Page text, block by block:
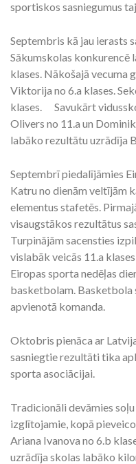
sportiskos sasniegumus
Septembris kā jau ierasts
Sākumskolas konkurencē
klases. Nākošajā vecuma
Viktorija no 6.a klases.
klases. Savukārt
Olivers no 11.a un
labāko rezultātu uzrādīja
Septembrī piedalījāmies
Katru no dienām veltījām
elementus stafetēs.
visaugstākos rezultātus
Turpinājām sacensties
vislabāk veicās 11.a
Eiropas sporta nedēļas
basketbolam. Basketbola
apvienotā komanda.
Oktobris pienāca ar
sasniegtie rezultāti tika
sporta asociācijai.
Tradicionāli devāmies
izglītojamie, kopā
Ariana Ivanova no 6.b
uzrādīja skolas labāko